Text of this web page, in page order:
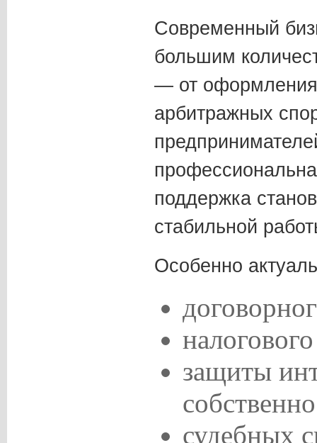
Современный
большим
— от оформления
арбитражных
поддержка
стабильной
Особенно
защиты
судебных